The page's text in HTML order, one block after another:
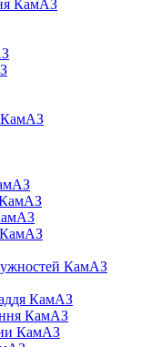
КамАЗ
КамАЗ
КамАЗ
КамАЗ
КамАЗ
КамАЗ
КамАЗ
КамАЗ